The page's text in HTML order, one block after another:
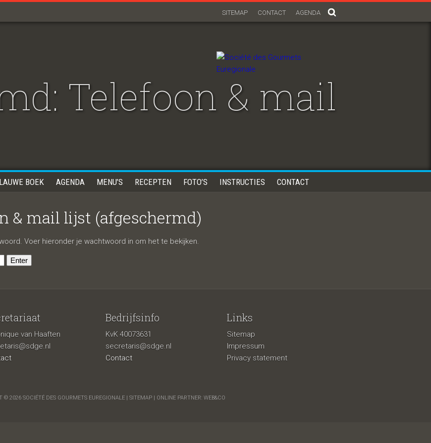
AGENDA
CONTACT
SITEMAP
Telefoon & mail
BOEK AGENDA MENU’S RECEPTEN FOTO’S INSTRUCTIES CONTACT
& mail lijst (afgeschermd)
Voer hieronder je wachtwoord in om het te bekijken.
van Haaften
Bedrijfsinfo
KvK 40073631
secretaris@sdge.nl
Contact
Links
Sitemap
Impressum
Privacy statement
© 2026 SOCIÉTÉ DES GOURMETS EUREGIONALE | SITEMAP| ONLINE PARTNER: WEB&CO